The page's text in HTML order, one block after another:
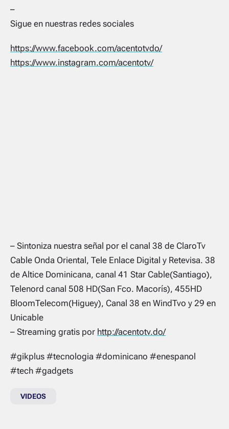
–
Sigue en nuestras redes sociales
https://www.facebook.com/acentotvdo/
https://www.instagram.com/acentotv/
– Sintoniza nuestra señal por el canal 38 de ClaroTv
Cable Onda Oriental, Tele Enlace Digital y Retevisa. 38
de Altice Dominicana, canal 41 Star Cable(Santiago),
Telenord canal 508 HD(San Fco. Macorís), 455HD
BloomTelecom(Higuey), Canal 38 en WindTvo y 29 en
Unicable
– Streaming gratis por http://acentotv.do/
#gikplus #tecnologia #dominicano #enespanol
#tech #gadgets
VIDEOS